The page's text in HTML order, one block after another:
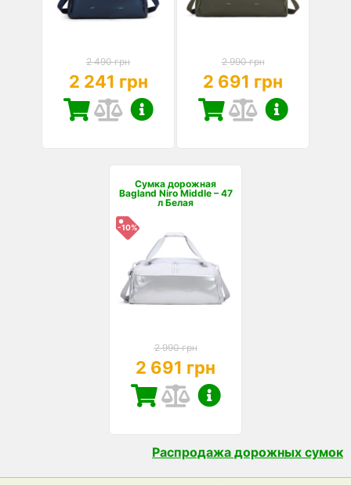
2 490 грн
2 241 грн
2 990 грн
2 691 грн
Сумка дорожная
Bagland Niro Middle – 47
л Белая
-10%
2 990 грн
2 691 грн
Распродажа дорожных сумок